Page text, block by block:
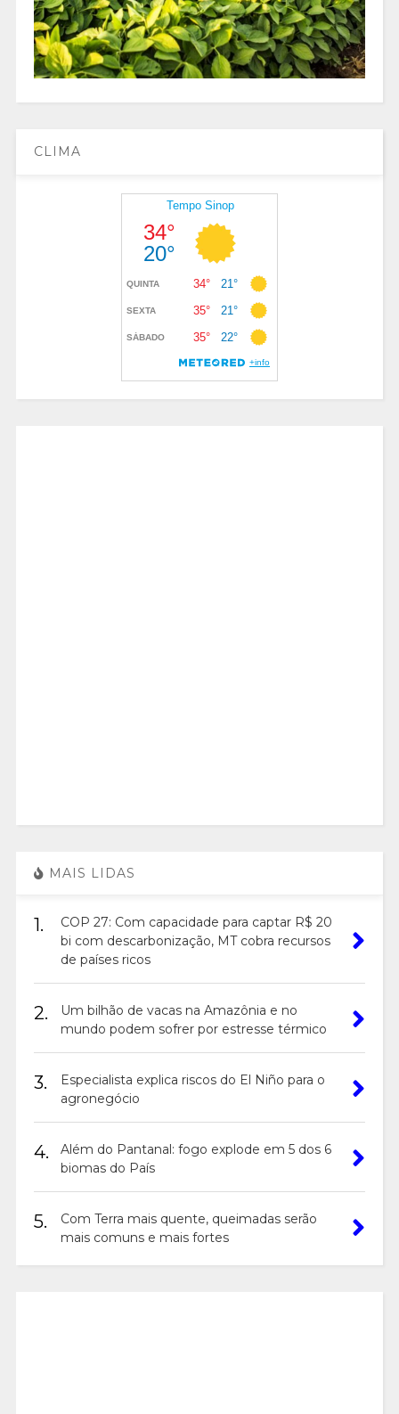
CLIMA
MAIS LIDAS
1.
COP 27: Com capacidade para captar R$ 20
bi com descarbonização, MT cobra recursos
de países ricos
2.
Um bilhão de vacas na Amazônia e no
mundo podem sofrer por estresse térmico
3.
Especialista explica riscos do El Niño para o
agronegócio
4.
Além do Pantanal: fogo explode em 5 dos 6
biomas do País
5.
Com Terra mais quente, queimadas serão
mais comuns e mais fortes